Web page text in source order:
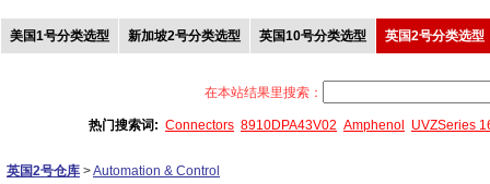
美国1号分类选型 新加坡2号分类选型 英国10号分类选型 英国2号分类选型
在本站结果里搜索：
热门搜索词: Connectors 8910DPA43V02 Amphenol UVZSeries
英国2号仓库 >Automation & Control